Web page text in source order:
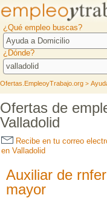
¿Qué empleo buscas?
¿Dónde?
Ofertas.EmpleoyTrabajo.org >
Ofertas de
Valladolid
Recibe en tu correo
en Valladolid
Auxiliar de
mayor